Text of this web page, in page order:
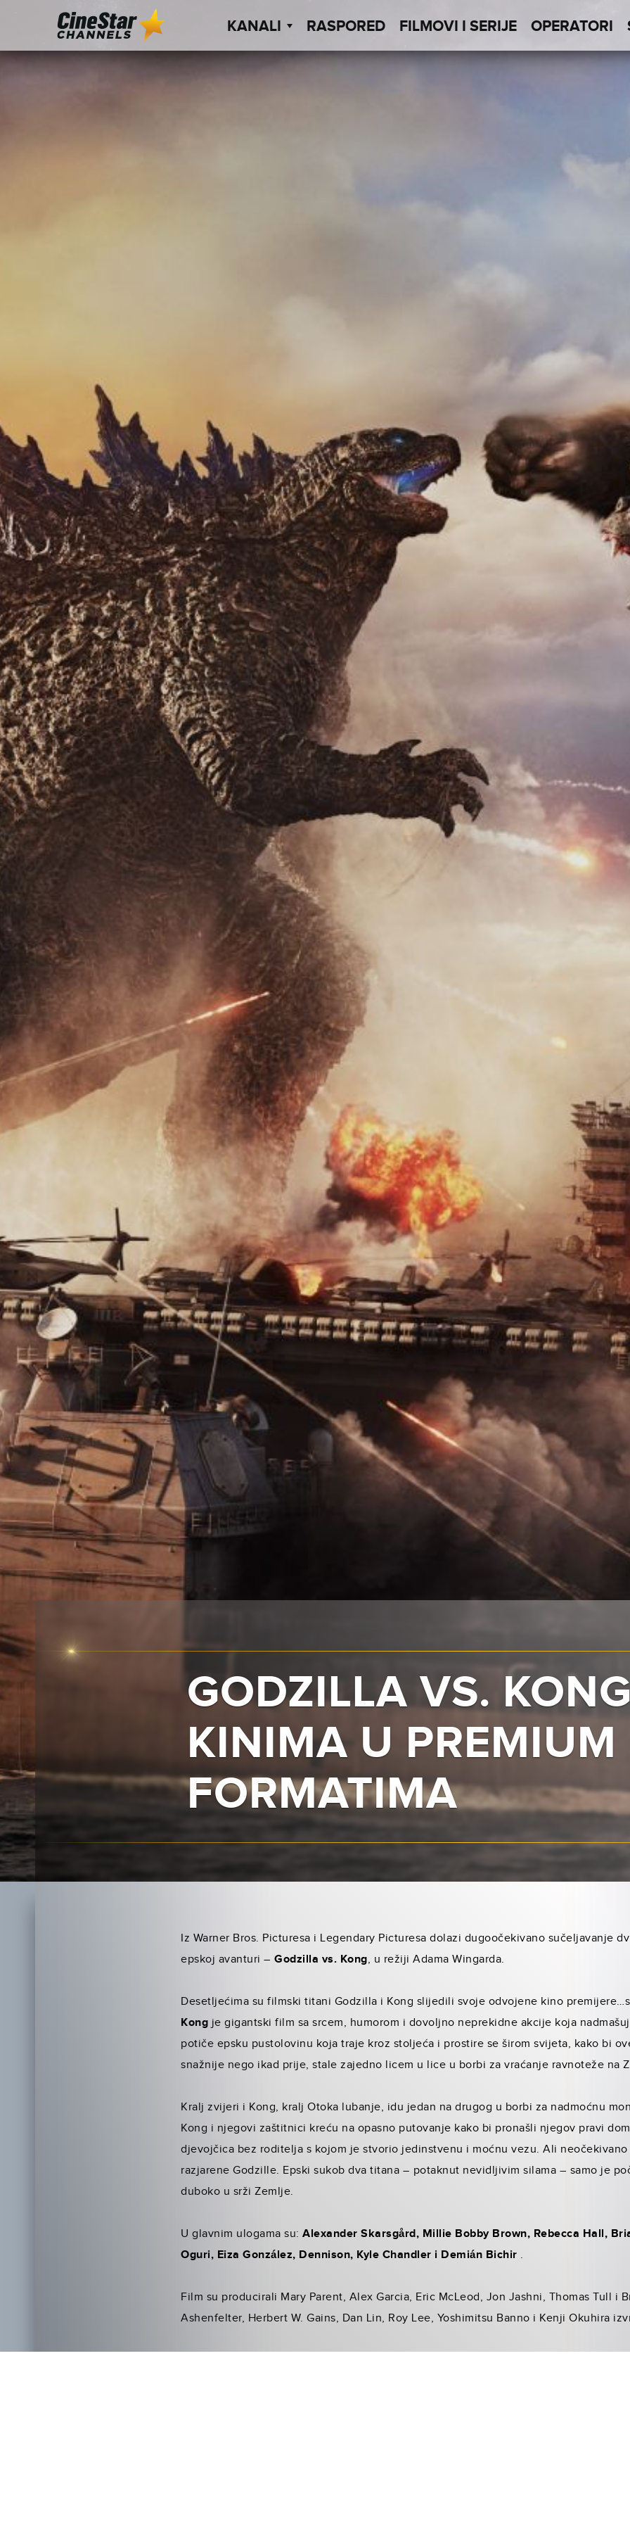
KANALI RASPORED FILMOVI I SERIJE OPERATORI
GODZILLA VS.
KINIMA U PREMIUM
FORMATIMA
Iz Warner Bros. Picturesa i Legendary Picturesa dolazi dugoočekivano sučeljavanje
epskoj avanturi –Godzilla vs. Kong, u režiji Adama Wingarda.
Desetljećima su filmski titani Godzilla i Kong slijedili svoje odvojene kino
Kong je gigantski film sa srcem, humorom i dovoljno neprekidne akcije koja
potiče epsku pustolovinu koja traje kroz stoljeća i prostire se širom svijeta, kako bi
snažnije nego ikad prije, stale zajedno licem u lice u borbi za vraćanje ravnoteže na
Kralj zvijeri i Kong, kralj Otoka lubanje, idu jedan na drugog u borbi za nadmoćnu
Kong i njegovi zaštitnici kreću na opasno putovanje kako bi pronašli njegov pravi
djevojčica bez roditelja s kojom je stvorio jedinstvenu i moćnu vezu. Ali neočekivano
razjarene Godzille. Epski sukob dva titana – potaknut nevidljivim silama – samo je
duboko u srži Zemlje.
U glavnim ulogama su:Alexander Skarsgård, Millie Bobby Brown, Rebecca Hall,
Oguri, Eiza González, Dennison, Kyle Chandler i Demián Bichir .
Film su producirali Mary Parent, Alex Garcia, Eric McLeod, Jon Jashni, Thomas Tull i
Ashenfelter, Herbert W. Gains, Dan Lin, Roy Lee, Yoshimitsu Banno i Kenji Okuhira